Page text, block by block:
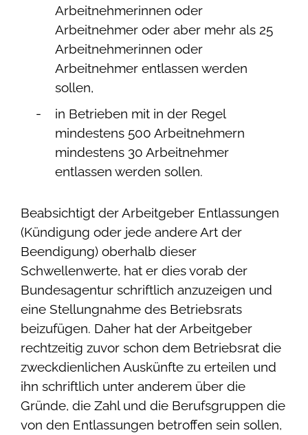
Arbeitnehmerinnen oder
Arbeitnehmer oder aber mehr als 25
Arbeitnehmerinnen oder
Arbeitnehmer entlassen werden
sollen,
in Betrieben mit in der Regel
mindestens 500 Arbeitnehmern
mindestens 30 Arbeitnehmer
entlassen werden sollen.
Beabsichtigt der Arbeitgeber Entlassungen
(Kündigung oder jede andere Art der
Beendigung) oberhalb dieser
Schwellenwerte, hat er dies vorab der
Bundesagentur schriftlich anzuzeigen und
eine Stellungnahme des Betriebsrats
beizufügen. Daher hat der Arbeitgeber
rechtzeitig zuvor schon dem Betriebsrat die
zweckdienlichen Auskünfte zu erteilen und
ihn schriftlich unter anderem über die
Gründe, die Zahl und die Berufsgruppen die
von den Entlassungen betroffen sein sollen,